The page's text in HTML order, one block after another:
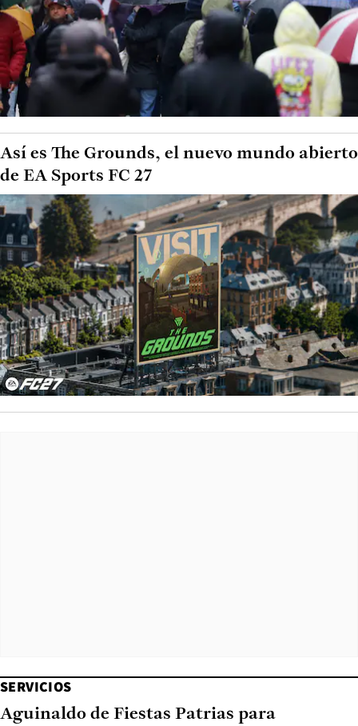
Así es The Grounds, el nuevo mundo abierto
de EA Sports FC 27
SERVICIOS
Aguinaldo de Fiestas Patrias para